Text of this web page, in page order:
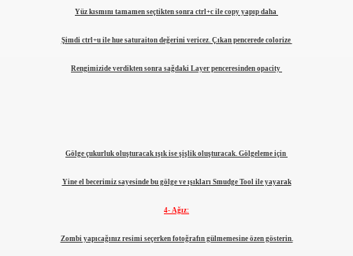
Yüz kısmını tamamen seçtikten sonra ctrl+c ile copy yapıp daha
Şimdi ctrl+u ile hue saturaiton değerini vericez. Çıkan pencerede colorize
Rengimizide verdikten sonra sağdaki Layer penceresinden opacity
Gölge çukurluk oluşturacak ışık ise şişlik oluşturacak. Gölgeleme için
Yine el becerimiz sayesinde bu gölge ve ışıkları Smudge Tool ile yayarak
4- Ağız:
Zombi yapıcağınız resimi seçerken fotoğrafın gülmemesine özen gösterin.